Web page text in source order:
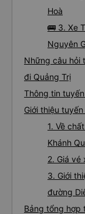
Hoà
🚌 3. Xe
Nguyên
Những câu hỏi
đi Quảng Trị
Thông tin
Giới thiệu
1. Về
Khánh
2. Giá vé
3. Giới
đường
Bảng tổng hợp